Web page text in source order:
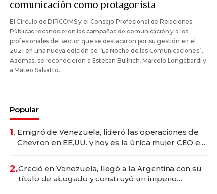
comunicación como protagonista
El Círculo de DIRCOMS y el Consejo Profesional de Relaciones
Públicas reconocieron las campañas de comunicación y a los
profesionales del sector que se destacaron por su gestión en el
2021 en una nueva edición de “La Noche de las Comunicaciones”.
Además, se reconocieron a Esteban Bullrich, Marcelo Longobardi y
a Mateo Salvatto.
Popular
1. Emigró de Venezuela, lideró las operaciones de
Chevron en EE.UU. y hoy es la única mujer CEO en
2.Creció en Venezuela, llegó a la Argentina con su
título de abogado y construyó un imperio